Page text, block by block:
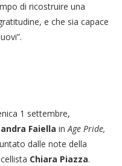
di ricostruire una
e che sia capace
1 settembre,
Faiella inAge Pride,
dalle note della
Chiara Piazza.